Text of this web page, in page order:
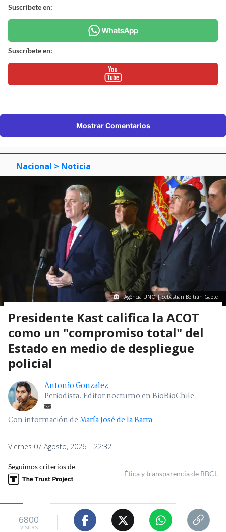
Suscríbete en:
Suscríbete en:
Mostrar Comentarios
Nacional > Noticia
Agencia UNO | Sebastián Beltrán Gaete
Presidente Kast califica la ACOT
como un "compromiso total" del
Estado en medio de despliegue
policial
Antonio Gonzalez
Periodista. Editor nocturno en BioBioChile
Con información deMaría José de la Barra
Viernes 07 Agosto, 2026 | 22:32
Seguimos criterios de
Ética y transparencia de BBCL
6800
visitas